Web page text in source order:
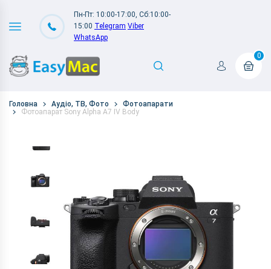
Пн-Пт: 10:00-17:00, Сб:10:00-
15:00 Telegram Viber
WhatsApp
0
Головна Аудіо, ТВ, Фото
Фотоапарати
Фотоапарат Sony Alpha A7 IV Body